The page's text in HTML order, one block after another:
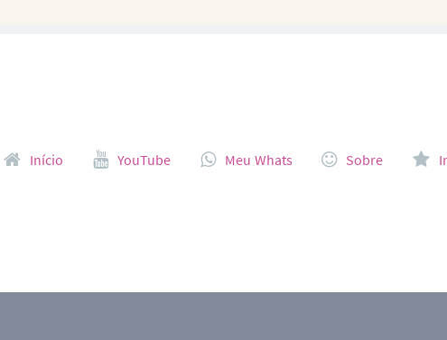
Pular para o conteúdo
Início YouTube Meu Whats Sobre